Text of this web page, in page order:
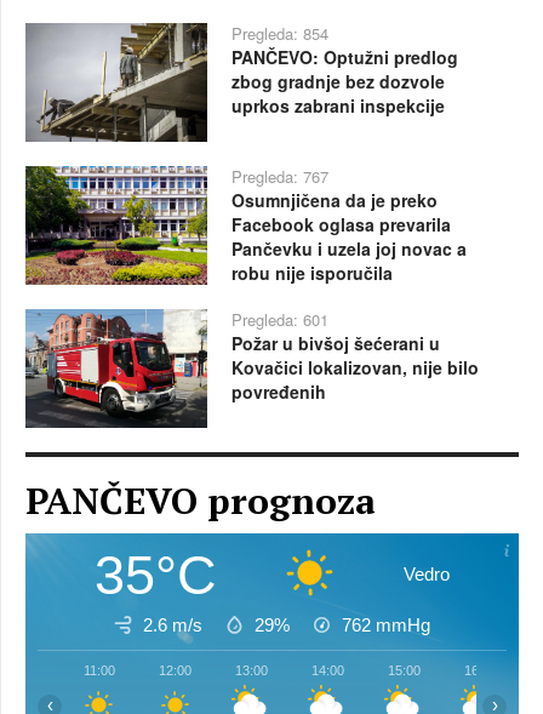
Pregleda: 854
PANČEVO: Optužni predlog
zbog gradnje bez dozvole
uprkos zabrani inspekcije
Pregleda: 767
Osumnjičena da je preko
Facebook oglasa prevarila
Pančevku i uzela joj novac a
robu nije isporučila
Pregleda: 601
Požar u bivšoj šećerani u
Kovačici lokalizovan, nije bilo
povređenih
PANČEVO prognoza
35°C Vedro
2.6 m/s 29% 762 mmHg
11:00 12:00 13:00 14:00 15:00 16:00
‹ ›